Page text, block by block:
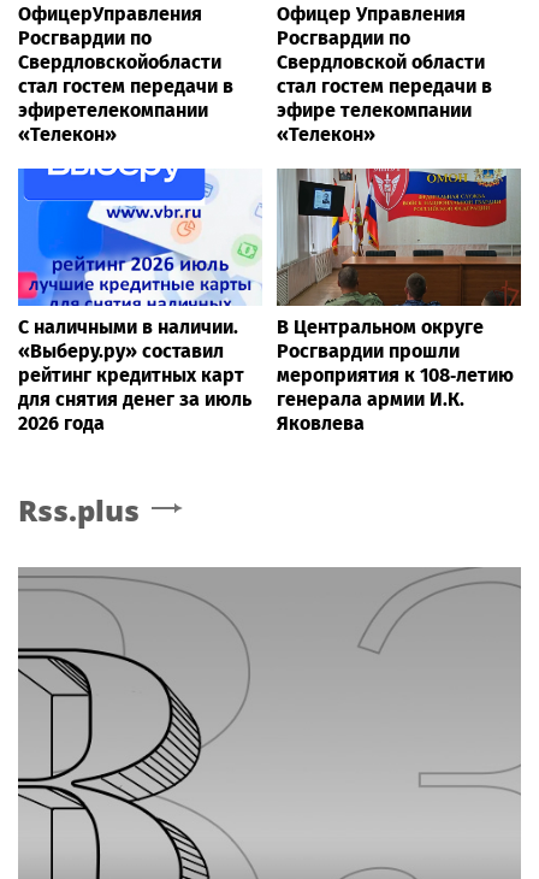
ОфицерУправления
Росгвардии по
Свердловскойобласти
стал гостем передачи в
эфиретелекомпании
«Телекон»
Офицер Управления
Росгвардии по
Свердловской области
стал гостем передачи в
эфире телекомпании
«Телекон»
С наличными в наличии.
«Выберу.ру» составил
рейтинг кредитных карт
для снятия денег за июль
2026 года
В Центральном округе
Росгвардии прошли
мероприятия к 108‑летию
генерала армии И.К.
Яковлева
Rss.plus